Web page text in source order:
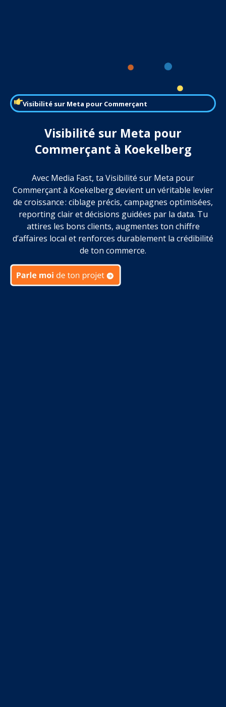
Visibilité sur Meta pour Commerçant
Visibilité sur Meta pour
Commerçant à Koekelberg
Avec Media Fast, ta Visibilité sur Meta pour
Commerçant à Koekelberg devient un véritable levier
de croissance : ciblage précis, campagnes optimisées,
reporting clair et décisions guidées par la data. Tu
attires les bons clients, augmentes ton chiffre
d’affaires local et renforces durablement la crédibilité
de ton commerce.